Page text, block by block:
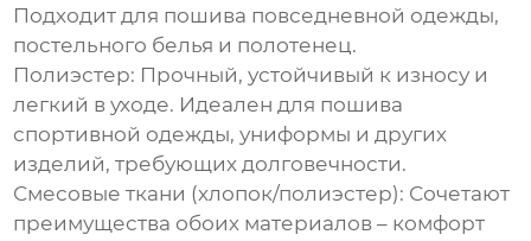
Подходит для пошива повседневной одежды,
постельного белья и полотенец.
Полиэстер: Прочный, устойчивый к износу и
легкий в уходе. Идеален для пошива
спортивной одежды, униформы и других
изделий, требующих долговечности.
Смесовые ткани (хлопок/полиэстер): Сочетают
преимущества обоих материалов – комфорт